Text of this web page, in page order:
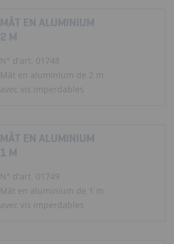
MÂT EN ALUMINIUM
2 M
N° d'art. 01748
Mât en aluminium de 2 m
avec vis imperdables
MÂT EN ALUMINIUM
1 M
N° d'art. 01749
Mât en aluminium de 1 m
avec vis imperdables